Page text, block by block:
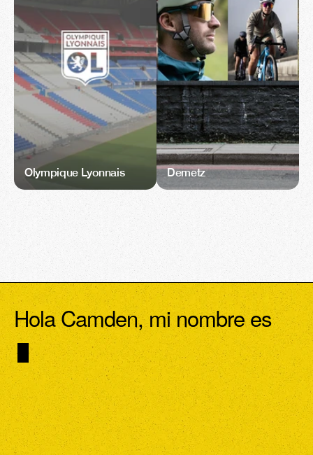
Olympique Lyonnais Demetz
Hola Camden, mi nombre es